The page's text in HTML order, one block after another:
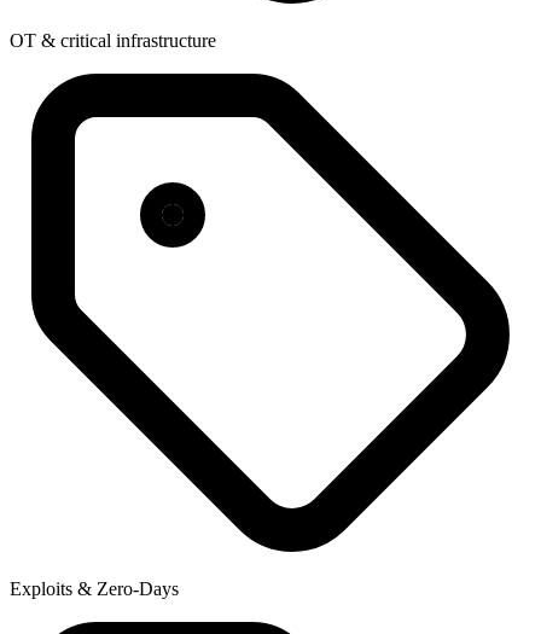
OT & critical infrastructure
Exploits & Zero-Days